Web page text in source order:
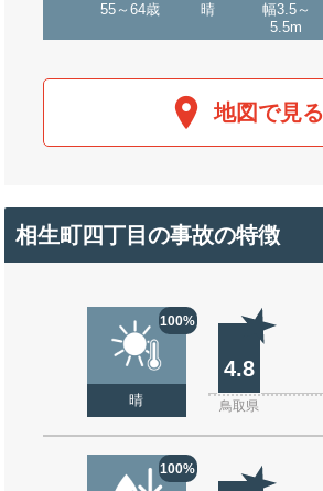
55～64歳 晴
幅3.5～
5.5m
地図で見る
相生町四丁目の事故の特徴
100%
晴
4.8
鳥取県
100%